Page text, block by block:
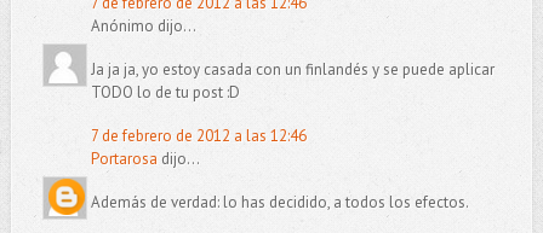
Anónimo dijo...
Ja ja ja, yo estoy casada con un finlandés y se puede aplicar
TODO lo de tu post :D
7 de febrero de 2012 a las 12:46
Portarosa dijo...
Además de verdad: lo has decidido, a todos los efectos.